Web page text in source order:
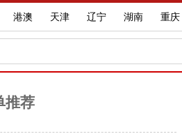
港澳 天津 辽宁 湖南 重庆
推荐